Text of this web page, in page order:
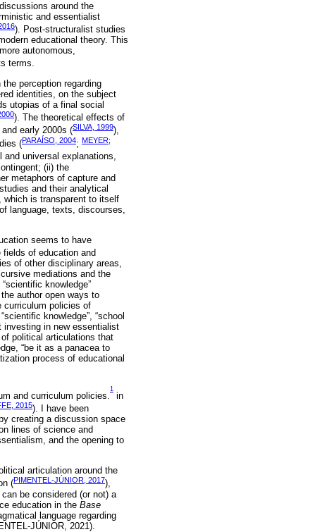
around the
and essentialist
). Post-structuralist studies
educational theory. This
autonomous,
terms.
perception regarding
identities, on the subject
utopias of a final social
). The theoretical effects of
early 2000s (SILVA, 1999),
(PARAÍSO, 2004; MEYER;
universal explanations,
(ii) the
metaphors of capture and
and their analytical
which is transparent to itself
language, texts, discourses,
seems to have
of education and
of other disciplinary areas,
mediations and the
knowledge”
author open ways to
curriculum policies of
knowledge”, “school
investing in new essentialist
political articulations that
“be it as a panacea to
process of educational
and curriculum policies.
1
in
2015). I have been
creating a discussion space
lines of science and
and the opening to
articulation around the
(PIMENTEL-JÚNIOR, 2017),
be considered (or not) a
education in the Base
language regarding
JÚNIOR, 2021).